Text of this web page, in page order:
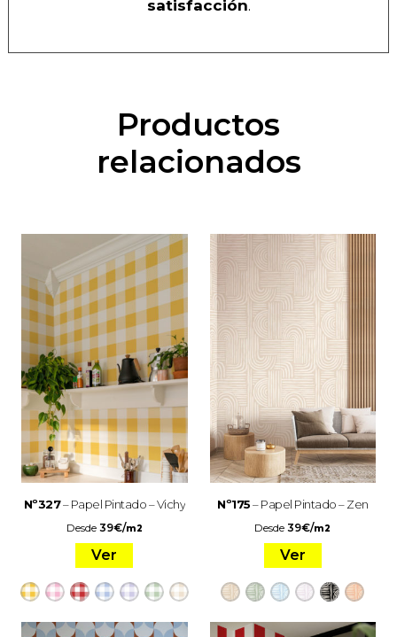
satisfacción.
Productos
relacionados
Nº327– Papel Pintado – Vichy
Desde 39€/m2
Ver
Nº175– Papel Pintado – Zen
Desde39€/m2
Ver